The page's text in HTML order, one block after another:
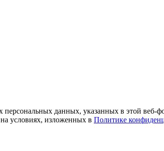
персональных данных, указанных в этой
условиях, изложенных в Политике